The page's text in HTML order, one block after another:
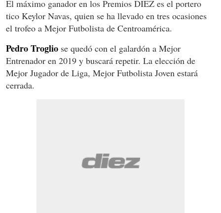
El máximo ganador en los Premios DIEZ es el portero
tico Keylor Navas, quien se ha llevado en tres ocasiones
el trofeo a Mejor Futbolista de Centroamérica.
Pedro Troglio se quedó con el galardón a Mejor
Entrenador en 2019 y buscará repetir. La elección de
Mejor Jugador de Liga, Mejor Futbolista Joven estará
cerrada.